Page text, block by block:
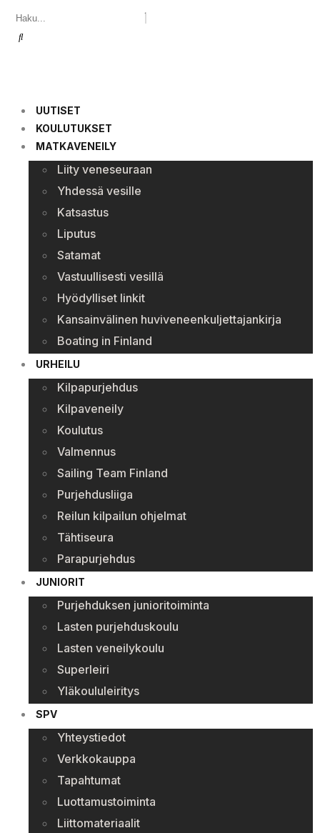
UUTISET
KOULUTUKSET
MATKAVENEILY
Liity veneseuraan
Yhdessä vesille
Katsastus
Liputus
Satamat
Vastuullisesti vesillä
Hyödylliset linkit
Kansainvälinen huviveneenkuljettajankirja
Boating in Finland
URHEILU
Kilpapurjehdus
Kilpaveneily
Koulutus
Valmennus
Sailing Team Finland
Purjehdusliiga
Reilun kilpailun ohjelmat
Tähtiseura
Parapurjehdus
JUNIORIT
Purjehduksen junioritoiminta
Lasten purjehduskoulu
Lasten veneilykoulu
Superleiri
Yläkoululeiritys
SPV
Yhteystiedot
Verkkokauppa
Tapahtumat
Luottamustoiminta
Liittomateriaalit